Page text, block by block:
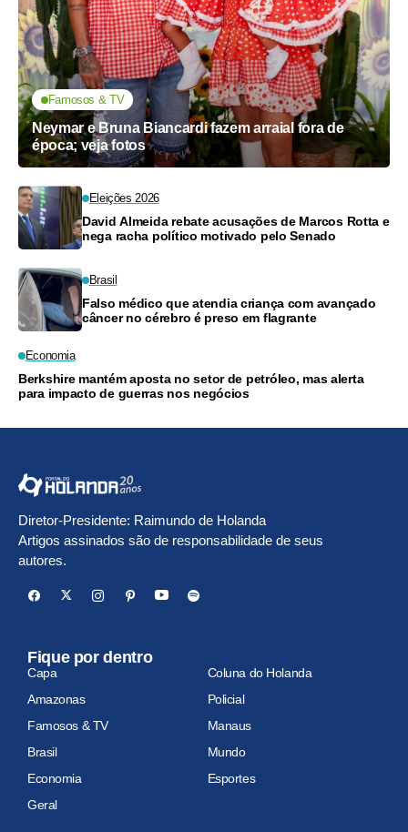
Famosos & TV
Neymar e Bruna Biancardi fazem arraial fora de
época; veja fotos
Eleições 2026
David Almeida rebate acusações de Marcos Rotta e
nega racha político motivado pelo Senado
Brasil
Falso médico que atendia criança com avançado
câncer no cérebro é preso em flagrante
Economia
Berkshire mantém aposta no setor de petróleo, mas alerta
para impacto de guerras nos negócios
Diretor-Presidente: Raimundo de Holanda
Artigos assinados são de responsabilidade de seus
autores.
Fique por dentro
Capa
Coluna do Holanda
Amazonas
Policial
Famosos & TV
Manaus
Brasil
Mundo
Economia
Esportes
Geral